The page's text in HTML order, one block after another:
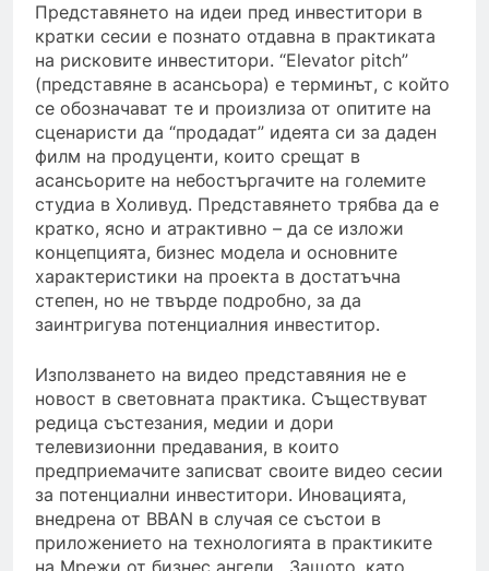
Представянето на идеи пред инвеститори в
кратки сесии е познато отдавна в практиката
на рисковите инвеститори. “Elevator pitch”
(представяне в асансьора) е терминът, с който
се обозначават те и произлиза от опитите на
сценаристи да “продадат” идеята си за даден
филм на продуценти, които срещат в
асансьорите на небостъргачите на големите
студиа в Холивуд. Представянето трябва да е
кратко, ясно и атрактивно – да се изложи
концепцията, бизнес модела и основните
характеристики на проекта в достатъчна
степен, но не твърде подробно, за да
заинтригува потенциалния инвеститор.
Използването на видео представяния не е
новост в световната практика. Съществуват
редица състезания, медии и дори
телевизионни предавания, в които
предприемачите записват своите видео сесии
за потенциални инвеститори. Иновацията,
внедрена от BBAN в случая се състои в
приложението на технологията в практиките